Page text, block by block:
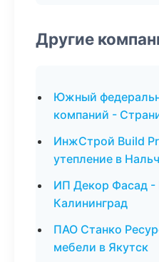
Другие
Южный
компаний -
ИнжСтрой Build
утепление в
ИП Декор Фасад -
Калининград
ПАО Станко
мебели в Якутск